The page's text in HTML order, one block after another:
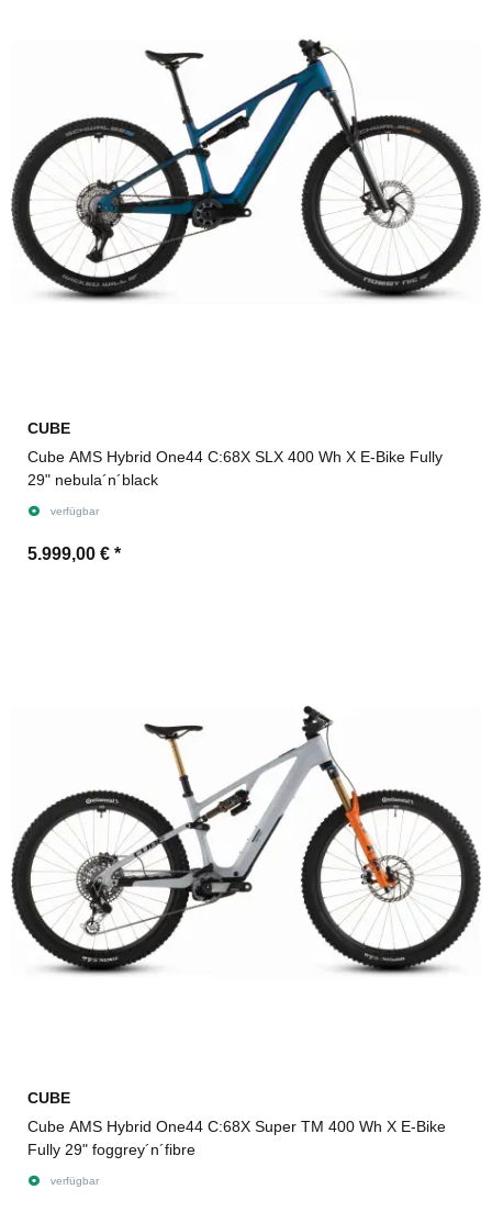
CUBE
Cube AMS Hybrid One44 C:68X SLX 400 Wh X E-Bike Fully
29" nebula´n´black
verfügbar
5.999,00 € *
CUBE
Cube AMS Hybrid One44 C:68X Super TM 400 Wh X E-Bike
Fully 29" foggrey´n´fibre
verfügbar